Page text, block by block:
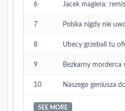
6 Jacek magiera:
7 Polska nigdy nie
8 Ubecy grzebali tu
9 Bezkarny morderca
10 Naszego geniusza
SEE MORE